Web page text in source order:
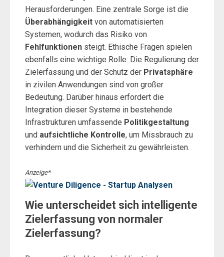
Herausforderungen. Eine zentrale Sorge ist die
Überabhängigkeit von automatisierten
Systemen, wodurch das Risiko von
Fehlfunktionen steigt. Ethische Fragen spielen
ebenfalls eine wichtige Rolle: Die Regulierung der
Zielerfassung und der Schutz der Privatsphäre
in zivilen Anwendungen sind von großer
Bedeutung. Darüber hinaus erfordert die
Integration dieser Systeme in bestehende
Infrastrukturen umfassende Politikgestaltung
und aufsichtliche Kontrolle, um Missbrauch zu
verhindern und die Sicherheit zu gewährleisten.
Anzeige*
Wie unterscheidet sich intelligente
Zielerfassung von normaler
Zielerfassung?